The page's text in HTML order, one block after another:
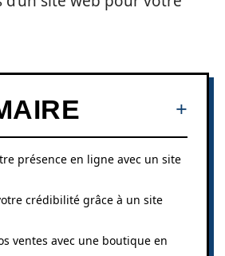
présence en ligne avec un site
crédibilité grâce à un site
ventes avec une boutique en